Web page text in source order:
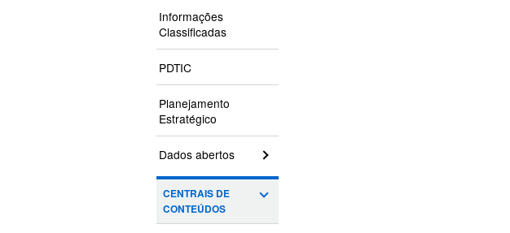
Informações
Classificadas
PDTIC
Planejamento
Estratégico
Dados abertos
CENTRAIS DE
CONTEÚDOS